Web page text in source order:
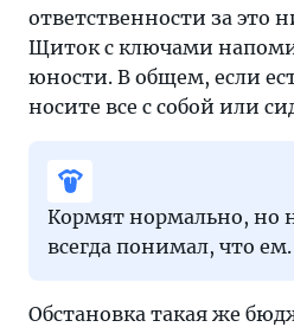
ответственности за это
Щиток с ключами
юности. В общем, если
носите все с собой или
Кормят нормально, но
всегда понимал, что ем.
Обстановка такая же